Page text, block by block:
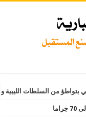
من السلطات